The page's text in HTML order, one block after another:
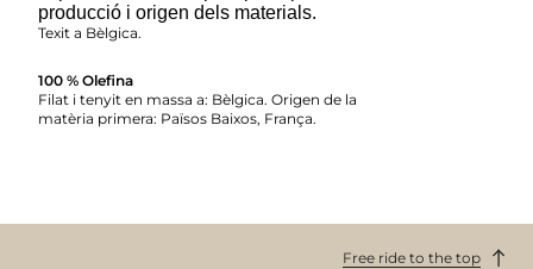
producció i origen dels materials.
Texit a Bèlgica.
100 % Olefina
Filat i tenyit en massa a: Bèlgica. Origen de la
matèria primera: Països Baixos, França.
Free ride to the top